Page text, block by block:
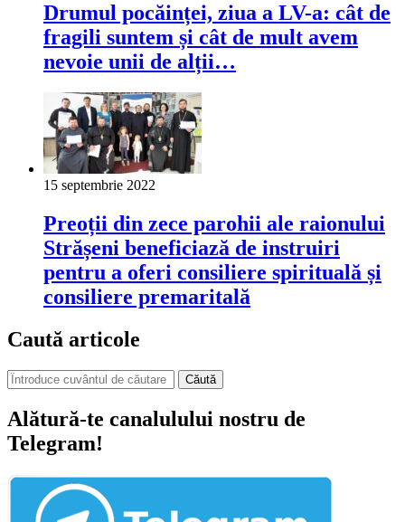
Drumul pocăinței, ziua a LV-a: cât de
fragili suntem și cât de mult avem
nevoie unii de alții…
15 septembrie 2022
Preoții din zece parohii ale raionului
Strășeni beneficiază de instruiri
pentru a oferi consiliere spirituală și
consiliere premaritală
Caută articole
Căută
Alătură-te canalulului nostru de
Telegram!